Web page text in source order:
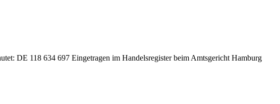
DE 118 634 697 Eingetragen im Handelsregister beim Amtsgericht Hamburg